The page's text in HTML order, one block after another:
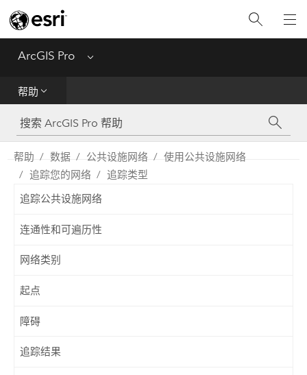
ArcGIS Pro Menu
帮助
工具参考
Python
SDK
帮助 数据 公共设施网络
使用公共设施网络
追踪您的网络
追踪类型
追踪公共设施网络
连通性和可遍历性
网络类别
起点
障碍
追踪结果